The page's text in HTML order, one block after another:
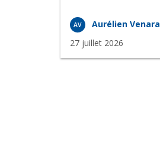
AV
Aurélien Venara
27 juillet 2026